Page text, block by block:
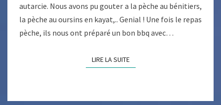
autarcie. Nous avons pu gouter a la pèche au bénitiers,
la pèche au oursins en kayat,.. Genial ! Une fois le repas
pèche, ils nous ont préparé un bon bbq avec…
LIRE LA SUITELIRE LA SUITE